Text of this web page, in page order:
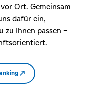
Ort. Gemeinsam
dafür ein,
zu Ihnen passen –